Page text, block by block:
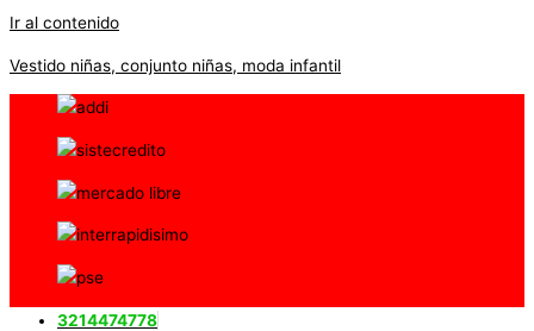
Ir al contenido
Vestido niñas, conjunto niñas, moda infantil
3214474778